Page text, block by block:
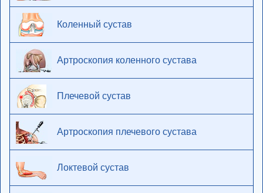
Коленный сустав
Артроскопия коленного сустава
Плечевой сустав
Артроскопия плечевого сустава
Локтевой сустав